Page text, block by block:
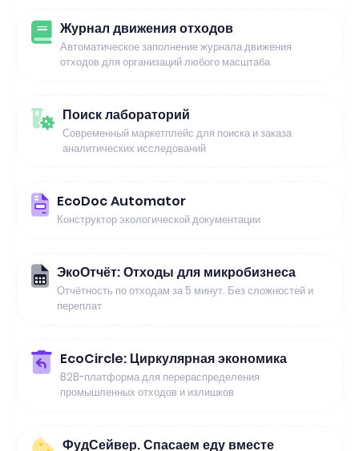
Журнал движения отходов
Автоматическое заполнение журнала движения
отходов для организаций любого масштаба
Поиск лабораторий
Современный маркетплейс для поиска и заказа
аналитических исследований
EcoDoc Automator
Конструктор экологической документации
ЭкоОтчёт: Отходы для микробизнеса
Отчётность по отходам за 5 минут. Без сложностей и
переплат
EcoCircle: Циркулярная экономика
B2B-платформа для перераспределения
промышленных отходов и излишков
ФудСейвер. Спасаем еду вместе